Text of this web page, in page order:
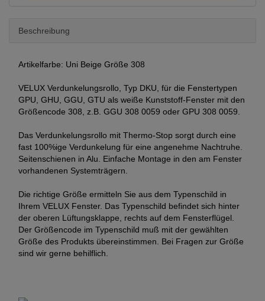
Beschreibung
Artikelfarbe: Uni Beige Größe 308
VELUX Verdunkelungsrollo, Typ DKU, für die Fenstertypen
GPU, GHU, GGU, GTU als weiße Kunststoff-Fenster mit den
Größencode 308, z.B. GGU 308 0059 oder GPU 308 0059.
Das Verdunkelungsrollo mit Thermo-Stop sorgt durch eine
fast 100%ige Verdunkelung für eine angenehme Nachtruhe.
Seitenschienen in Alu. Einfache Montage in den am Fenster
vorhandenen Systemträgern.
Die richtige Größe ermitteln Sie aus dem Typenschild in
Ihrem VELUX Fenster. Das Typenschild befindet sich hinter
der oberen Lüftungsklappe, rechts auf dem Fensterflügel.
Der Größencode im Typenschild muß mit der gewählten
Größe des Produkts übereinstimmen. Bei Fragen zur Größe
sind wir gerne behilflich.